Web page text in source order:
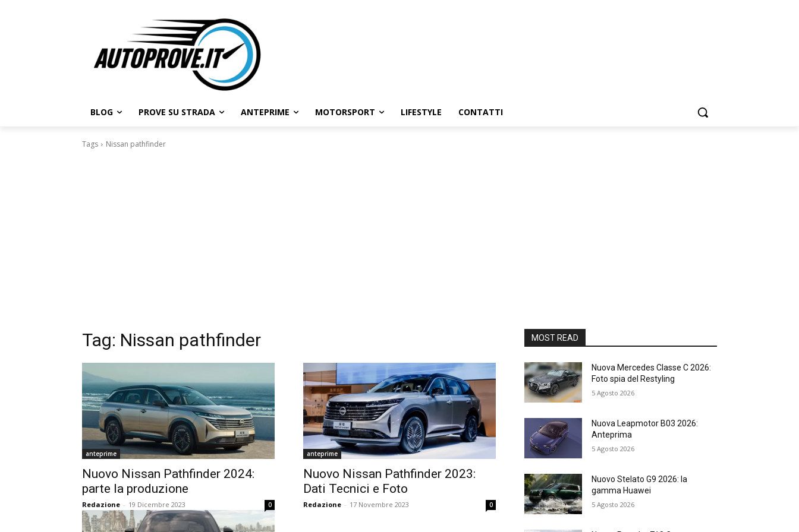
BLOG PROVE SU STRADA ANTEPRIME MOTORSPORT LIFESTYLE CONTATTI
Tags Nissan pathfinder
Tag: Nissan pathfinder
anteprime
Nuovo Nissan Pathfinder 2024:
parte la produzione
Redazione - 19 Dicembre 2023 0
anteprime
Nuovo Nissan Pathfinder 2023:
Dati Tecnici e Foto
Redazione - 17 Novembre 2023 0
MOST READ
Nuova Mercedes Classe C 2026:
Foto spia del Restyling
5 Agosto 2026
Nuova Leapmotor B03 2026:
Anteprima
5 Agosto 2026
Nuovo Stelato G9 2026: la
gamma Huawei
5 Agosto 2026